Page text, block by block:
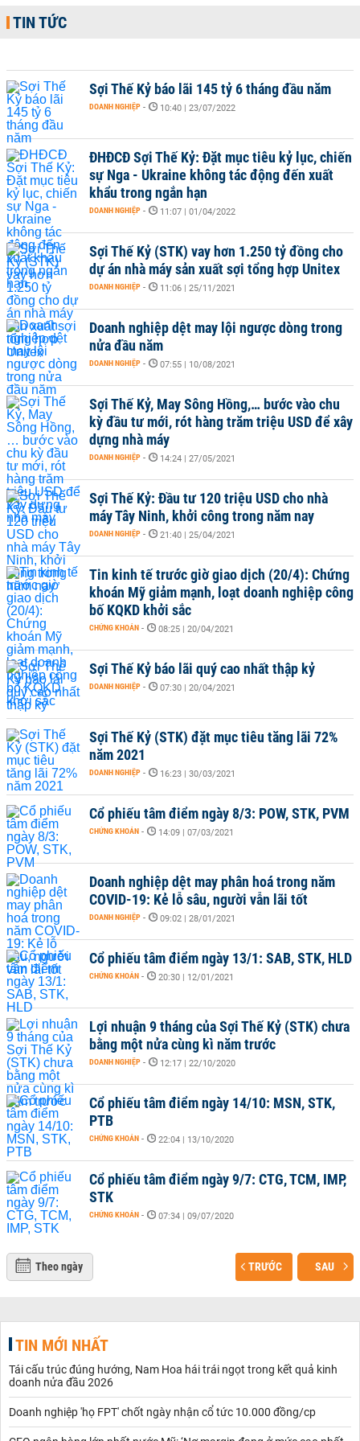
TIN TỨC
Sợi Thế Kỷ báo lãi 145 tỷ 6 tháng đầu năm
DOANH NGHIỆP - 10:40 | 23/07/2022
ĐHĐCĐ Sợi Thế Kỷ: Đặt mục tiêu kỷ lục, chiến
sự Nga - Ukraine không tác động đến xuất
khẩu trong ngắn hạn
DOANH NGHIỆP - 11:07 | 01/04/2022
Sợi Thế Kỷ (STK) vay hơn 1.250 tỷ đồng cho
dự án nhà máy sản xuất sợi tổng hợp Unitex
DOANH NGHIỆP - 11:06 | 25/11/2021
Doanh nghiệp dệt may lội ngược dòng trong
nửa đầu năm
DOANH NGHIỆP - 07:55 | 10/08/2021
Sợi Thế Kỷ, May Sông Hồng,… bước vào chu
kỳ đầu tư mới, rót hàng trăm triệu USD để xây
dựng nhà máy
DOANH NGHIỆP - 14:24 | 27/05/2021
Sợi Thế Kỷ: Đầu tư 120 triệu USD cho nhà
máy Tây Ninh, khởi công trong năm nay
DOANH NGHIỆP - 21:40 | 25/04/2021
Tin kinh tế trước giờ giao dịch (20/4): Chứng
khoán Mỹ giảm mạnh, loạt doanh nghiệp công
bố KQKD khởi sắc
CHỨNG KHOÁN - 08:25 | 20/04/2021
Sợi Thế Kỷ báo lãi quý cao nhất thập kỷ
DOANH NGHIỆP - 07:30 | 20/04/2021
Sợi Thế Kỷ (STK) đặt mục tiêu tăng lãi 72%
năm 2021
DOANH NGHIỆP - 16:23 | 30/03/2021
Cổ phiếu tâm điểm ngày 8/3: POW, STK, PVM
CHỨNG KHOÁN - 14:09 | 07/03/2021
Doanh nghiệp dệt may phân hoá trong năm
COVID-19: Kẻ lỗ sâu, người vẫn lãi tốt
DOANH NGHIỆP - 09:02 | 28/01/2021
Cổ phiếu tâm điểm ngày 13/1: SAB, STK, HLD
CHỨNG KHOÁN - 20:30 | 12/01/2021
Lợi nhuận 9 tháng của Sợi Thế Kỷ (STK) chưa
bằng một nửa cùng kì năm trước
DOANH NGHIỆP - 12:17 | 22/10/2020
Cổ phiếu tâm điểm ngày 14/10: MSN, STK,
PTB
CHỨNG KHOÁN - 22:04 | 13/10/2020
Cổ phiếu tâm điểm ngày 9/7: CTG, TCM, IMP,
STK
CHỨNG KHOÁN - 07:34 | 09/07/2020
Theo ngày TRƯỚC SAU
TIN MỚI NHẤT
Tái cấu trúc đúng hướng, Nam Hoa hái trái ngọt trong kết quả kinh
doanh nửa đầu 2026
Doanh nghiệp 'họ FPT' chốt ngày nhận cổ tức 10.000 đồng/cp